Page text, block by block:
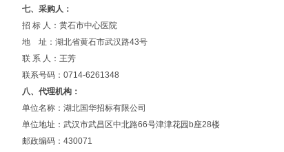
七、采购人：
招 标 人：黄石市中心医院
地
址：湖北省黄石市武汉路43号
联 系 人：王芳
联系号码： 0714-6261348
八、代理机构：
单位名称：湖北国华招标有限公司
单位地址：武汉市武昌区中北路66号津津花园 b座28楼
邮政编码： 430071